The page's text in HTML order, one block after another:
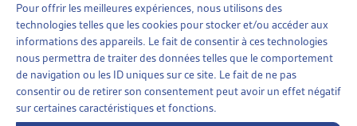
Pour offrir les meilleures expériences, nous utilisons des
technologies telles que les cookies pour stocker et/ou accéder aux
informations des appareils. Le fait de consentir à ces technologies
nous permettra de traiter des données telles que le comportement
de navigation ou les ID uniques sur ce site. Le fait de ne pas
consentir ou de retirer son consentement peut avoir un effet négatif
sur certaines caractéristiques et fonctions.
(LAI)»ALLOCATION POUR IMPOTENT
BÉNÉFICIAIRES D’UNE ALLOCATION POUR
IMPOTENT DE L’AI: REMBOURSEMENT DE L’AIDE,
DES SOINS ET DES TÂCHES D’ASSISTANCE PAR
LES PRESTATIONS COMPLÉMENTAIRES
OFAS, rapport de recherche, juil. 2008